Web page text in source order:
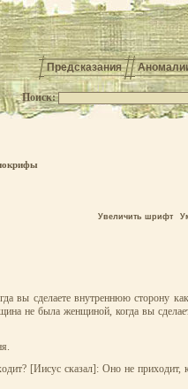
Предсказания
Поиск:
Увеличить шрифт
вы сделаете внутреннюю
была женщиной, когда вы
[Иисус сказал]: Оно не